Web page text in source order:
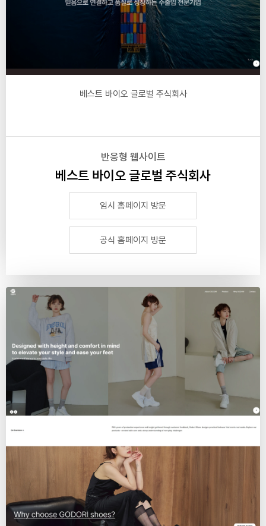
베스트 바이오 글로벌 주식회사
반응형 웹사이트
베스트 바이오 글로벌 주식회사
임시 홈페이지 방문
공식 홈페이지 방문